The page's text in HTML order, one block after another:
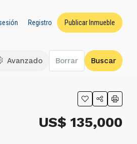
Registro Publicar Inmueble
Avanzado Borrar Buscar
US$ 135,000